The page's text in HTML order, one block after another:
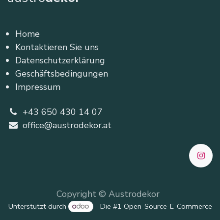
Home
Kontaktieren Sie uns
Datenschutzerklärung
Geschäftsbedingungen
Impressum
+43 650 430 14 07
office@austrodekor.at
Copyright © Austrodekor
Unterstützt durch - Die #1 Open-Source-E-Commerce